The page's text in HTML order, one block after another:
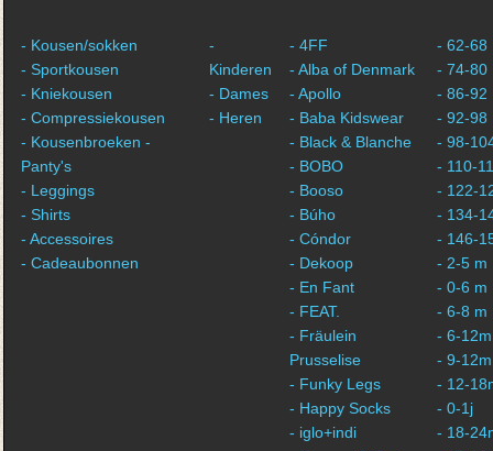
- Kousen/sokken
- Sportkousen
- Kniekousen
- Compressiekousen
- Kousenbroeken -
Panty's
- Leggings
- Shirts
- Accessoires
- Cadeaubonnen
-
Kinderen
- Dames
- Heren
- 4FF
- Alba of Denmark
- Apollo
- Baba Kidswear
- Black & Blanche
- BOBO
- Booso
- Búho
- Cóndor
- Dekoop
- En Fant
- FEAT.
- Fräulein
Prusselise
- Funky Legs
- Happy Socks
- iglo+indi
- 62-68
- 74-80
- 86-92
- 92-98
- 98-
- 110-
- 122-
- 134-
- 146-
- 2-5 m
- 0-6 m
- 6-8 m
- 6-12m
- 9-12m
- 12-
- 0-1j
- 18-